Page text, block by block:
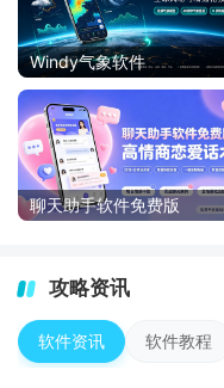
Windy气象软件
聊天助手软件免费版
攻略资讯
软件资讯 软件教程